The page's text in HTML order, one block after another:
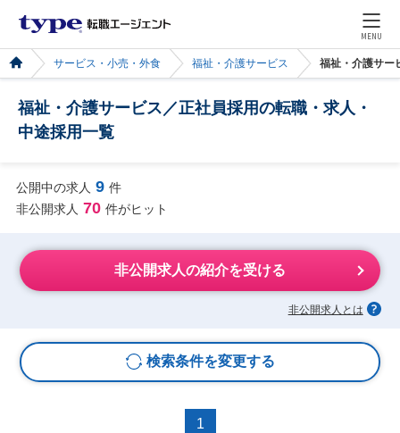
MENU
サービス・小売・外食 福祉・介護サービス 福祉・介護サー
福祉・介護サービス／正社員採用の転職・求人・
中途採用一覧
公開中の求人 9 件
非公開求人 70 件がヒット
非公開求人の紹介を受ける
非公開求人とは
検索条件を変更する
1